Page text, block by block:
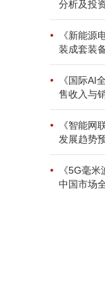
分析及投
《新能源
装成套装
《国际AI
售收入与
《智能网
发展趋势
《5G毫
中国市场